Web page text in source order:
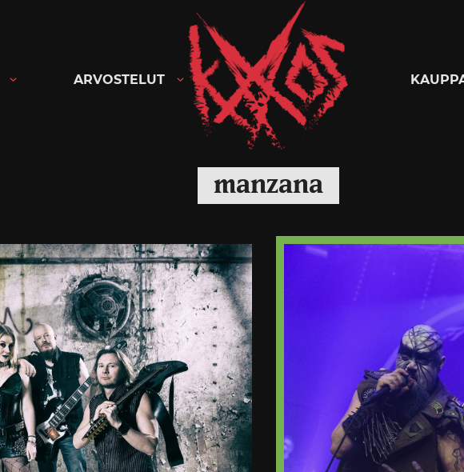
Kaaoszine
ARVOSTELUT
manzana